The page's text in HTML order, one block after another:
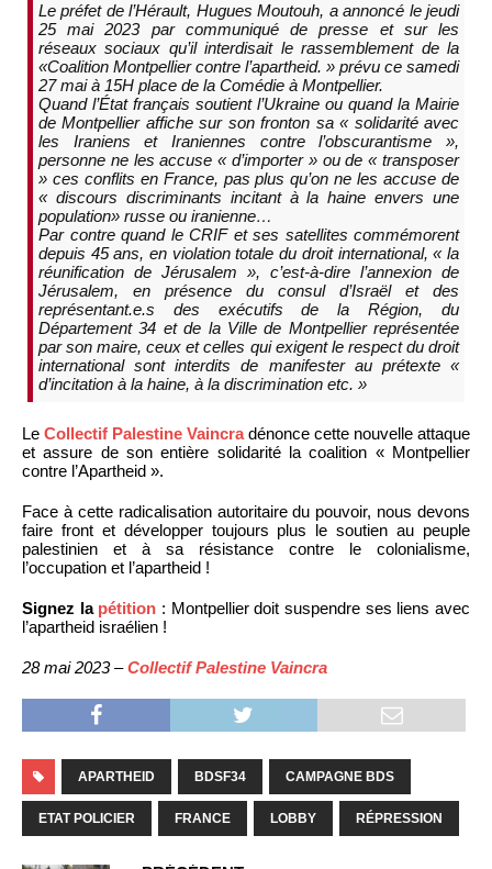
Le préfet de l’Hérault, Hugues Moutouh, a annoncé le jeudi
25 mai 2023 par communiqué de presse et sur les
réseaux sociaux qu’il interdisait le rassemblement de la
«Coalition Montpellier contre l’apartheid. » prévu ce samedi
27 mai à 15H place de la Comédie à Montpellier.
Quand l’État français soutient l’Ukraine ou quand la Mairie
de Montpellier affiche sur son fronton sa « solidarité avec
les Iraniens et Iraniennes contre l’obscurantisme »,
personne ne les accuse « d’importer » ou de « transposer
» ces conflits en France, pas plus qu’on ne les accuse de
« discours discriminants incitant à la haine envers une
population» russe ou iranienne…
Par contre quand le CRIF et ses satellites commémorent
depuis 45 ans, en violation totale du droit international, « la
réunification de Jérusalem », c’est-à-dire l’annexion de
Jérusalem, en présence du consul d’Israël et des
représentant.e.s des exécutifs de la Région, du
Département 34 et de la Ville de Montpellier représentée
par son maire, ceux et celles qui exigent le respect du droit
international sont interdits de manifester au prétexte «
d’incitation à la haine, à la discrimination etc. »
Le Collectif Palestine Vaincradénonce cette nouvelle attaque
et assure de son entière solidarité la coalition « Montpellier
contre l’Apartheid ».
Face à cette radicalisation autoritaire du pouvoir, nous devons
faire front et développer toujours plus le soutien au peuple
palestinien et à sa résistance contre le colonialisme,
l’occupation et l’apartheid !
Signez la pétition : Montpellier doit suspendre ses liens avec
l’apartheid israélien !
28 mai 2023 –Collectif Palestine Vaincra
APARTHEID BDSF34 CAMPAGNE BDS
ETAT POLICIER FRANCE LOBBY RÉPRESSION